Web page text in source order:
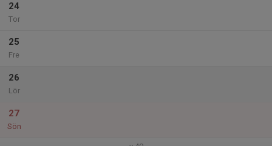
24
Tor
25
Fre
26
Lör
27
Sön